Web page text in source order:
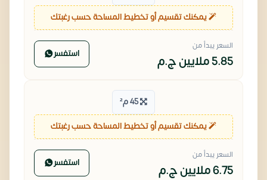
يمكنك تقسيم أو تخطيط المساحة حسب رغبتك
السعر يبدأ من
5.85 ملايين ج.م استفسر
45 م²
يمكنك تقسيم أو تخطيط المساحة حسب رغبتك
السعر يبدأ من
6.75 ملايين ج.م استفسر